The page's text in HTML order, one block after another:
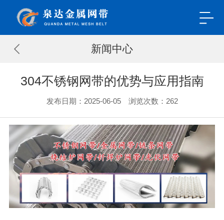
新闻中心
304不锈钢网带的优势与应用指南
发布日期：2025-06-05 浏览次数： 262